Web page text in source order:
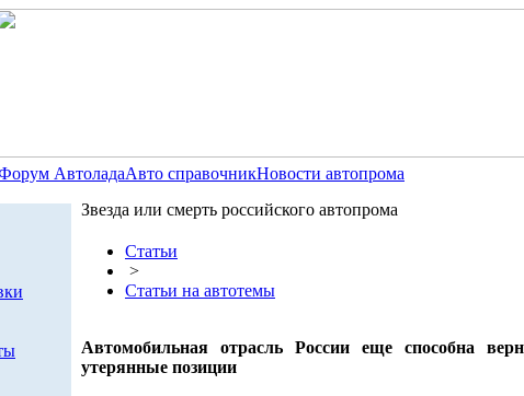
АвтоладаАвто справочникНовости автопрома
Звезда или смерть российского автопрома
Статьи
>
Статьи на автотемы
Автомобильная отрасль России еще способна
утерянные позиции